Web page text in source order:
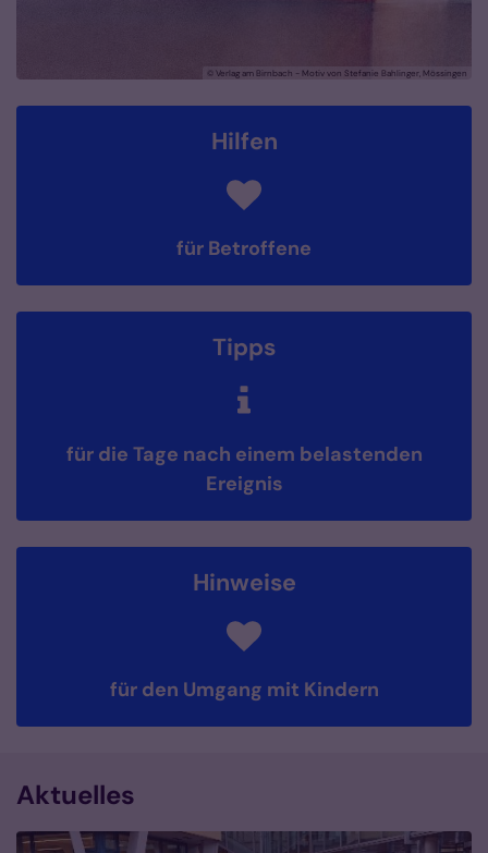
© Verlag am Birnbach - Motiv von Stefanie Bahlinger, Mössingen
Hilfen
für Betroffene
Tipps
für die Tage nach einem belastenden
Ereignis
Hinweise
für den Umgang mit Kindern
Aktuelles